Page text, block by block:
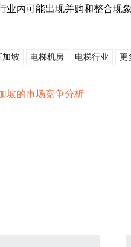
业内可能出现并购和整合现
加坡 电梯机房 电梯行业 更
坡的市场竞争分析